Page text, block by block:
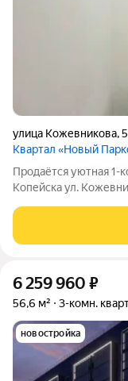
улица Кожевникова,
Квартал «Новый
Продаётся уютная 1-
Копейска ул. Кожевникова, 51. Всё рядом: парк, школы,
Дом 2022 года постройки Евроокна тепло и
удобно для готовки
6 259 960 ₽
56,6 м² 3-комн.
новостройка